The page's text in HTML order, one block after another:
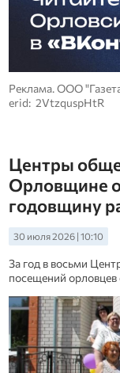
Реклама. ООО
erid: 2VtzquspHtR
Центры
Орловщине
годовщину
30 июля 2026 | 10:10
За год в восьми
посещений орловцев